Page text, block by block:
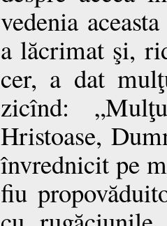
vedenia
a lăcrimat şi,
cer, a dat
zicînd:
Hristoase,
învrednicit pe
fiu